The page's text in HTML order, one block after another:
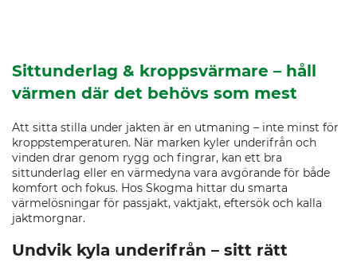
Sittunderlag & kroppsvärmare – håll
värmen där det behövs som mest
Att sitta stilla under jakten är en utmaning – inte minst för
kroppstemperaturen. När marken kyler underifrån och
vinden drar genom rygg och fingrar, kan ett bra
sittunderlag eller en värmedyna vara avgörande för både
komfort och fokus. Hos Skogma hittar du smarta
värmelösningar för passjakt, vaktjakt, eftersök och kalla
jaktmorgnar.
Undvik kyla underifrån – sitt rätt